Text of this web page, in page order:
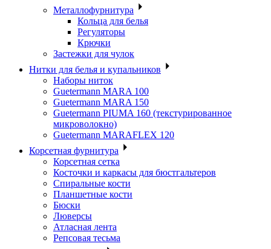
Металлофурнитура
Кольца для белья
Регуляторы
Крючки
Застежки для чулок
Нитки для белья и купальников
Наборы ниток
Guetermann MARA 100
Guetermann MARA 150
Guetermann PIUMA 160 (текстурированное
микроволокно)
Guetermann MARAFLEX 120
Корсетная фурнитура
Корсетная сетка
Косточки и каркасы для бюстгальтеров
Спиральные кости
Планшетные кости
Бюски
Люверсы
Атласная лента
Репсовая тесьма